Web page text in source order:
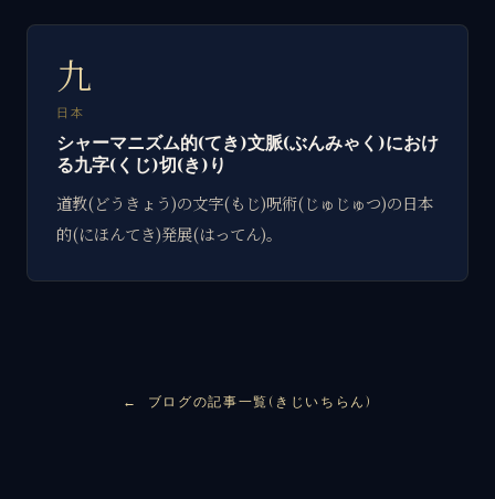
九
日本
シャーマニズム的(てき)文脈(ぶんみゃく)におけ
る九字(くじ)切(き)り
道教(どうきょう)の文字(もじ)呪術(じゅじゅつ)の日本
的(にほんてき)発展(はってん)。
ブログの記事一覧(きじいちらん)